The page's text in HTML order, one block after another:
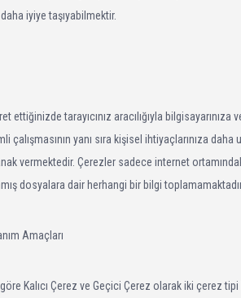
iyiye taşıyabilmektir.
ettiğinizde tarayıcınız aracılığıyla
çalışmasının yanı sıra kişisel ihtiyaçlarınıza
vermektedir. Çerezler sadece internet
dosyalara dair herhangi bir bilgi
Amaçları
Kalıcı Çerez ve Geçici Çerez olarak iki çerez